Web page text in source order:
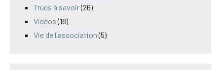
Trucs à savoir(26)
Vidéos(18)
Vie de l'association(5)